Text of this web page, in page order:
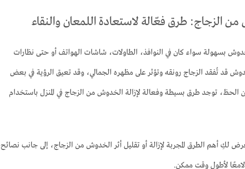
من الزجاج: طرق فعّالة لاستعادة اللمعان والنقاء
بسهولة سواء كان في النوافذ، الطاولات، شاشات الهواتف أو حتى نظارات
قد تُفقد الزجاج رونقه وتؤثر على مظهره الجمالي، وقد تعيق الرؤية في بعض
الحظ، توجد طرق بسيطة وفعالة لإزالة الخدوش من الزجاج في المنزل باستخدام
لكِ أهم الطرق المجربة لإزالة أو تقليل أثر الخدوش من الزجاج، إلى جانب نصائح
لأطول وقت ممكن.